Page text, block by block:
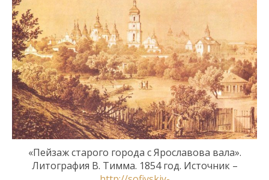
«Пейзаж старого города с Ярославова вала».
Литография В. Тимма. 1854 год. Источник –